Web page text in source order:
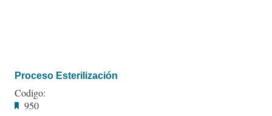
Proceso Esterilización
Codigo:
950